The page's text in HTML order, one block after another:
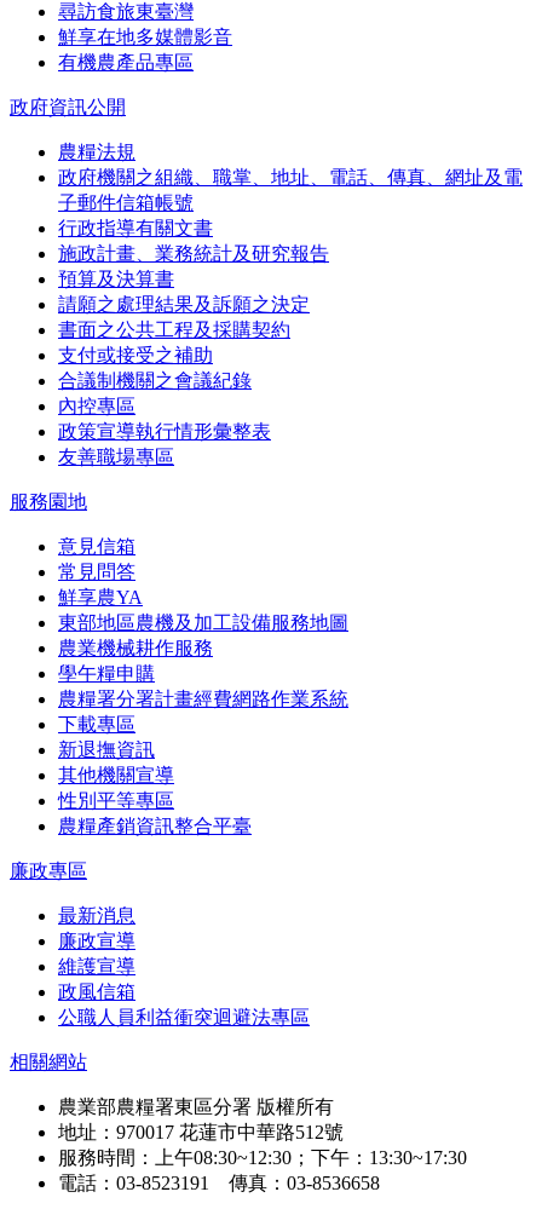
尋訪食旅東臺灣
鮮享在地多媒體影音
有機農產品專區
政府資訊公開
農糧法規
政府機關之組織、職掌、地址、電話、傳真、網址及電
子郵件信箱帳號
行政指導有關文書
施政計畫、業務統計及研究報告
預算及決算書
請願之處理結果及訴願之決定
書面之公共工程及採購契約
支付或接受之補助
合議制機關之會議紀錄
內控專區
政策宣導執行情形彙整表
友善職場專區
服務園地
意見信箱
常見問答
鮮享農YA
東部地區農機及加工設備服務地圖
農業機械耕作服務
學午糧申購
農糧署分署計畫經費網路作業系統
下載專區
新退撫資訊
其他機關宣導
性別平等專區
農糧產銷資訊整合平臺
廉政專區
最新消息
廉政宣導
維護宣導
政風信箱
公職人員利益衝突迴避法專區
相關網站
農業部農糧署東區分署 版權所有
地址：970017 花蓮市中華路512號
服務時間：上午08:30~12:30；下午：13:30~17:30
電話：03-8523191 傳真：03-8536658